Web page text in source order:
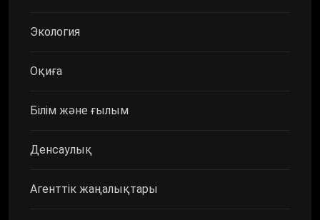
Экология
Оқиға
Білім және ғылым
Денсаулық
Агенттік жаңалықтары